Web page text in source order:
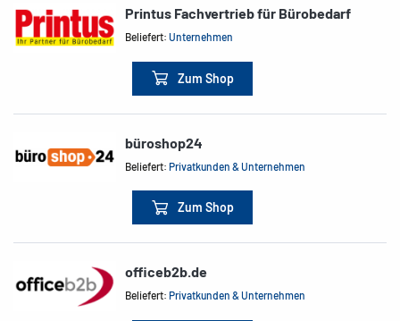
Printus Fachvertrieb für Bürobedarf
Beliefert:Unternehmen
Zum Shop
büroshop24
Beliefert:Privatkunden & Unternehmen
Zum Shop
officeb2b.de
Beliefert:Privatkunden & Unternehmen